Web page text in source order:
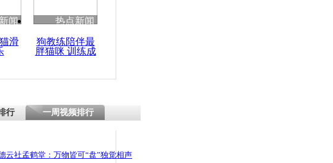
魂
闻
滑
热点新闻
狗教练陪伴最
胖猫咪 训练成
行 一周视频排行
云社孟鹤堂：万物皆可“盘”独觉相声